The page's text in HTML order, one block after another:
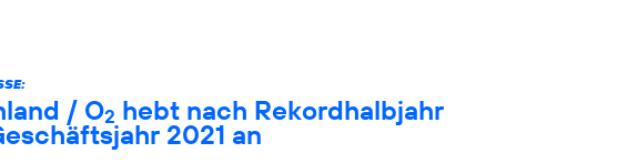
/ O2 hebt nach Rekordhalbjahr
2021 an